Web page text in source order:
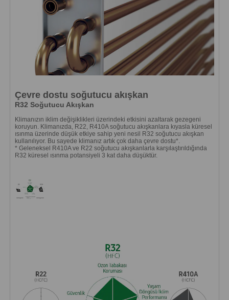
Çevre dostu soğutucu akışkan
R32 Soğutucu Akışkan
Klimanızın iklim değişiklikleri üzerindeki etkisini azaltarak gezegeni
koruyun. Klimanızda, R22, R410A soğutucu akışkanlara kıyasla küresel
ısınma üzerinde düşük etkiye sahip yeni nesil R32 soğutucu akışkan
kullanılıyor. Bu sayede klimanız artık çok daha çevre dostu*.
* Geleneksel R410A ve R22 soğutucu akışkanlarla karşılaştırıldığında
R32 küresel ısınma potansiyeli 3 kat daha düşüktür.